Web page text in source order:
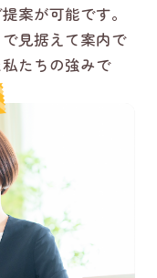
案が可能です。
見据えて案内で
たちの強みで